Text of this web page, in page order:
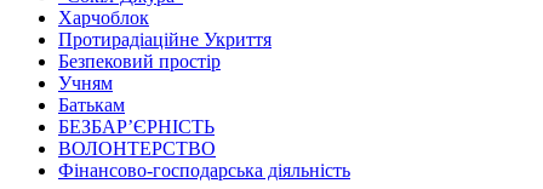
Харчоблок
Протирадіаційне Укриття
Безпековий простір
Учням
Батькам
БЕЗБАР’ЄРНІСТЬ
ВОЛОНТЕРСТВО
Фінансово-господарська діяльність